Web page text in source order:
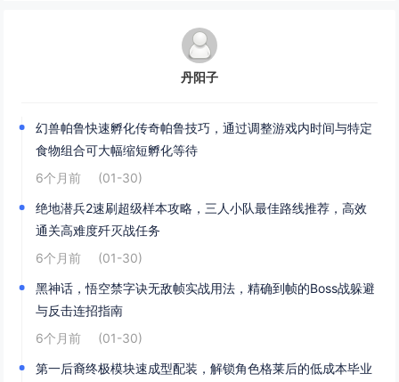
丹阳子
幻兽帕鲁快速孵化传奇帕鲁技巧，通过调整游戏内时间与特定
食物组合可大幅缩短孵化等待
6个月前
(01-30)
绝地潜兵2速刷超级样本攻略，三人小队最佳路线推荐，高效
通关高难度歼灭战任务
6个月前
(01-30)
黑神话，悟空禁字诀无敌帧实战用法，精确到帧的Boss战躲避
与反击连招指南
6个月前
(01-30)
第一后裔终极模块速成型配装，解锁角色格莱后的低成本毕业